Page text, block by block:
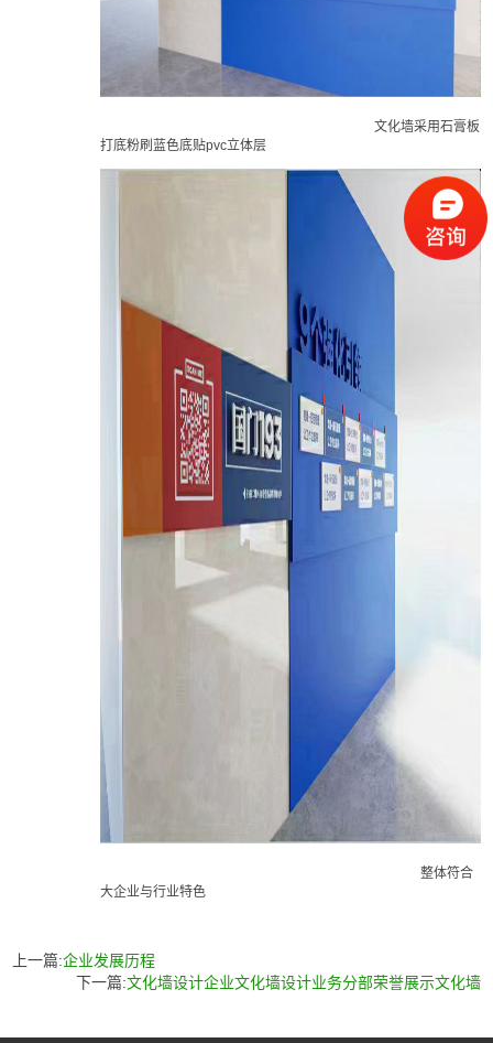
文化墙采用石膏板
打底粉刷蓝色底贴pvc立体层
整体符合
大企业与行业特色
上一篇:企业发展历程
下一篇:文化墙设计企业文化墙设计业务分部荣誉展示文化墙